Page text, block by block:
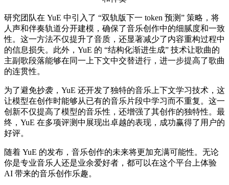
研究团队在 YuE 中引入了 “双轨版下一 token 预测” 策略，将
人声和伴奏轨道分开建模，确保了音乐创作中的细腻度和一致
性。这一方法不仅提升了音质，还显著减少了内容重构过程中
的信息损失。此外，YuE 的 “结构化渐进生成” 技术让歌曲的
主副歌段落能够在同一上下文中交替进行，进一步提高了歌曲
的连贯性。
为了避免抄袭，YuE 还开发了独特的音乐上下文学习技术，这
让模型在创作时能够从已有的音乐片段中学习而不重复。这一
创新不仅提高了模型的音乐性，还增强了其创作的独特性。最
终，YuE 在多项评测中展现出卓越的表现，成功赢得了用户的
好评。
随着 YuE 的发布，音乐创作的未来将更加充满可能性。无论
你是专业音乐人还是业余爱好者，都可以在这个平台上体验
AI 带来的音乐创作乐趣。